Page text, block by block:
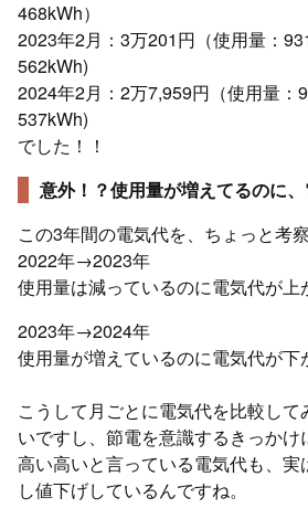
468kWh）
2023年2月：3万201円（使用量：
562kWh)
2024年2月：2万7,959円（使用量
537kWh)
でした！！
意外！？使用量が増えてるのに
この3年間の電気代を、ちょっと考
2022年→2023年
使用量は減っているのに電気代が上
2023年→2024年
使用量が増えているのに電気代が下
こうして月ごとに電気代を比較し
いですし、節電を意識するきっかけ
高い高いと言っている電気代も、
し値下げしているんですね。